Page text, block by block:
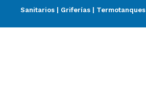
Sanitarios | Griferías | Termotanques